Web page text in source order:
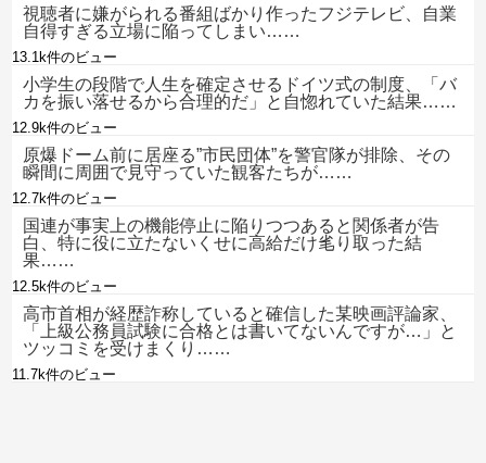
視聴者に嫌がられる番組ばかり作ったフジテレビ、自業
自得すぎる立場に陥ってしまい……
13.1k件のビュー
小学生の段階で人生を確定させるドイツ式の制度、「バ
カを振い落せるから合理的だ」と自惚れていた結果……
12.9k件のビュー
原爆ドーム前に居座る”市民団体”を警官隊が排除、その
瞬間に周囲で見守っていた観客たちが……
12.7k件のビュー
国連が事実上の機能停止に陥りつつあると関係者が告
白、特に役に立たないくせに高給だけ毟り取った結
果……
12.5k件のビュー
高市首相が経歴詐称していると確信した某映画評論家、
「上級公務員試験に合格とは書いてないんですが…」と
ツッコミを受けまくり……
11.7k件のビュー